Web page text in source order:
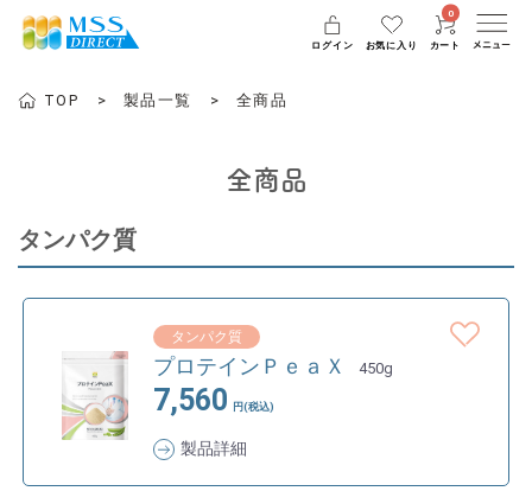
ログイン お気に入り
0
カート
TOP 製品一覧 全商品
全商品
タンパク質
タンパク質
プロテインＰｅａＸ 450g
7,560 円(税込)
製品詳細